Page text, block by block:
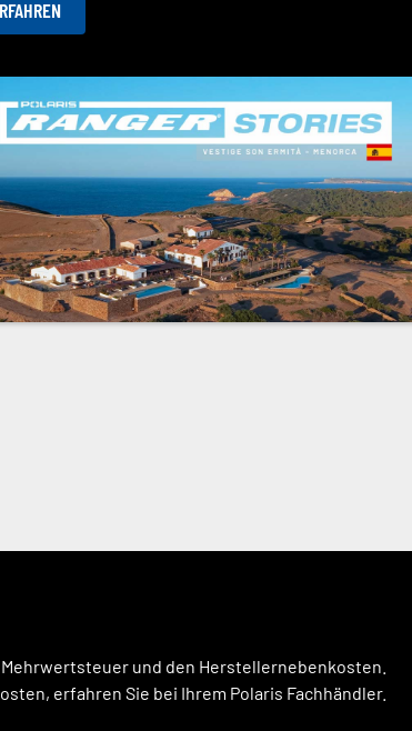
und den Herstellernebenkosten.
erfahren Sie bei Ihrem Polaris Fachhändler.